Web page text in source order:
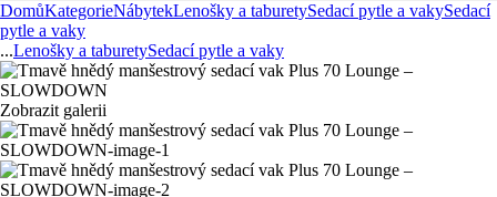
DomůKategorieNábytekLenošky a taburetySedací pytle a vakySedací
pytle a vaky
...Lenošky a taburetySedací pytle a vaky
Zobrazit galerii